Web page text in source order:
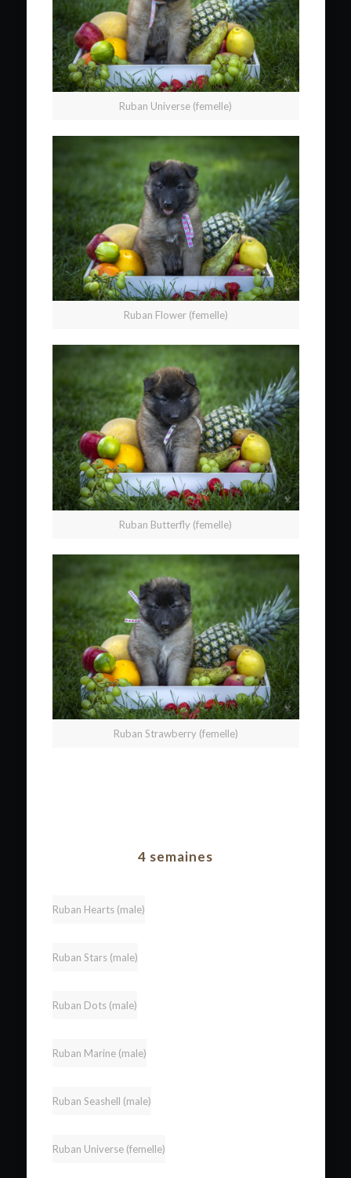
Ruban Universe (femelle)
Ruban Flower (femelle)
Ruban Butterfly (femelle)
Ruban Strawberry (femelle)
4 semaines
Ruban Hearts (male)
Ruban Stars (male)
Ruban Dots (male)
Ruban Marine (male)
Ruban Seashell (male)
Ruban Universe (femelle)